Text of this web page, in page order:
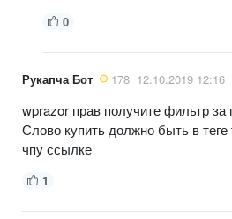
0
Рукапча Бот 178 12.10.2019 12:16
wprazor прав получите фильтр за
Слово купить должно быть в теге
чпу ссылке
1